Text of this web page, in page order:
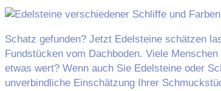
Schatz gefunden? Jetzt Edelsteine schätzen
Fundstücken vom Dachboden. Viele
etwas wert? Wenn auch Sie Edelsteine oder
unverbindliche Einschätzung Ihrer